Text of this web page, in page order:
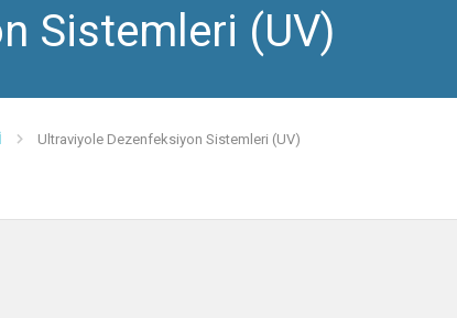
Sistemleri (UV)
Ultraviyole Dezenfeksiyon Sistemleri (UV)